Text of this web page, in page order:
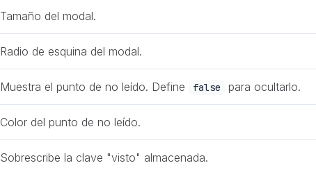
Tamaño del modal.
Radio de esquina del modal.
Muestra el punto de no leído. Define false para ocultarlo.
Color del punto de no leído.
Sobrescribe la clave "visto" almacenada.